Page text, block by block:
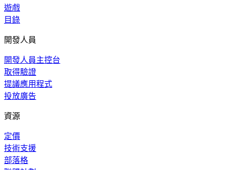
遊戲
目錄
開發人員
開發人員主控台
取得驗證
提議應用程式
投放廣告
資源
定價
技術支援
部落格